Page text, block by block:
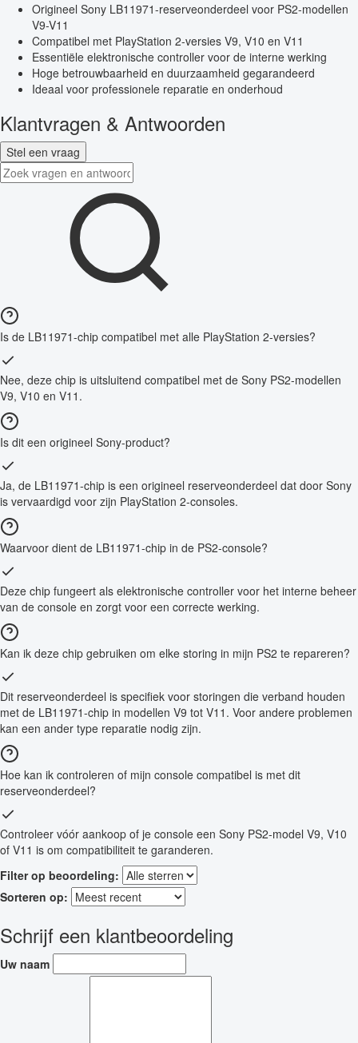
Origineel Sony LB11971-reserveonderdeel voor PS2-modellen
V9-V11
Compatibel met PlayStation 2-versies V9, V10 en V11
Essentiële elektronische controller voor de interne werking
Hoge betrouwbaarheid en duurzaamheid gegarandeerd
Ideaal voor professionele reparatie en onderhoud
Klantvragen & Antwoorden
Stel een vraag
Is de LB11971-chip compatibel met alle PlayStation 2-versies?
Nee, deze chip is uitsluitend compatibel met de Sony PS2-modellen
V9, V10 en V11.
Is dit een origineel Sony-product?
Ja, de LB11971-chip is een origineel reserveonderdeel dat door Sony
is vervaardigd voor zijn PlayStation 2-consoles.
Waarvoor dient de LB11971-chip in de PS2-console?
Deze chip fungeert als elektronische controller voor het interne beheer
van de console en zorgt voor een correcte werking.
Kan ik deze chip gebruiken om elke storing in mijn PS2 te repareren?
Dit reserveonderdeel is specifiek voor storingen die verband houden
met de LB11971-chip in modellen V9 tot V11. Voor andere problemen
kan een ander type reparatie nodig zijn.
Hoe kan ik controleren of mijn console compatibel is met dit
reserveonderdeel?
Controleer vóór aankoop of je console een Sony PS2-model V9, V10
of V11 is om compatibiliteit te garanderen.
Filter op beoordeling:
Sorteren op:
Schrijf een klantbeoordeling
Uw naam